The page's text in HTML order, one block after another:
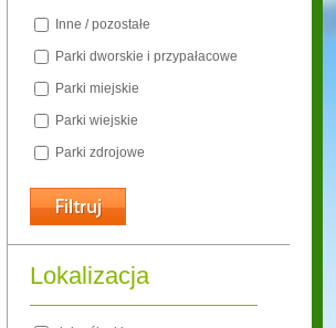
Inne / pozostałe
Parki dworskie i przypałacowe
Parki miejskie
Parki wiejskie
Parki zdrojowe
Lokalizacja